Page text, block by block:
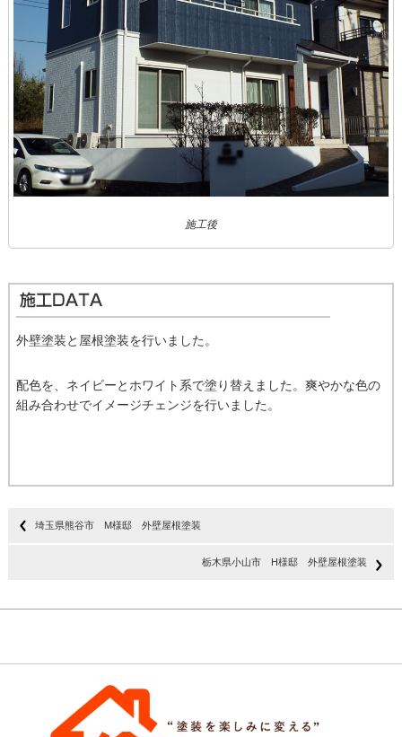
施工後
外壁塗装と屋根塗装を行いました。
配色を、ネイビーとホワイト系で塗り替えました。爽やかな色の
組み合わせでイメージチェンジを行いました。
埼玉県熊谷市 M様邸 外壁屋根塗装
栃木県小山市 H様邸 外壁屋根塗装